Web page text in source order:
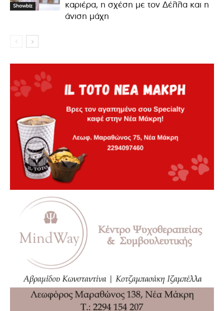
Showbiz
καριέρα, η σχέση με τον Δέλλα και η
άνιση μάχη